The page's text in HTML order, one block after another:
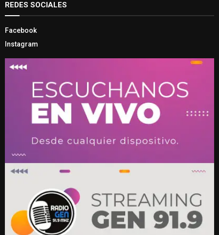
REDES SOCIALES
Facebook
Instagram